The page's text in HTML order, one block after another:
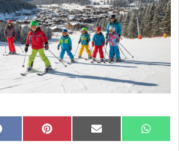
Compartir
en
Facebook Compartir
en
Pinterest Compartir
en
Email
en